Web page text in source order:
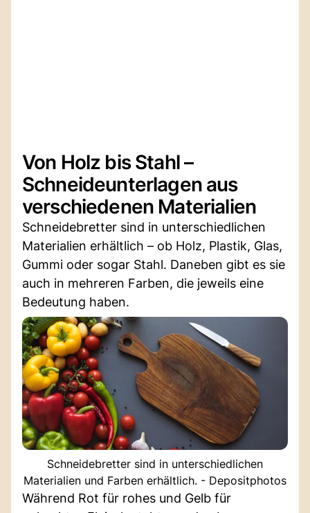
Von Holz bis Stahl –
Schneideunterlagen aus
verschiedenen Materialien
Schneidebretter sind in unterschiedlichen
Materialien erhältlich – ob Holz, Plastik, Glas,
Gummi oder sogar Stahl. Daneben gibt es sie
auch in mehreren Farben, die jeweils eine
Bedeutung haben.
Schneidebretter sind in unterschiedlichen
Materialien und Farben erhältlich. - Depositphotos
Während Rot für rohes und Gelb für